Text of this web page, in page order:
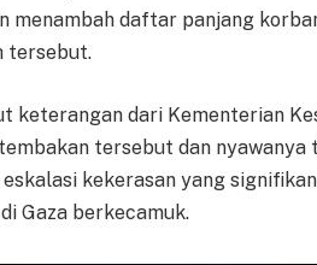
menambah daftar panjang
tersebut.
keterangan dari Kementerian
tersebut dan
kekerasan yang
Gaza berkecamuk.